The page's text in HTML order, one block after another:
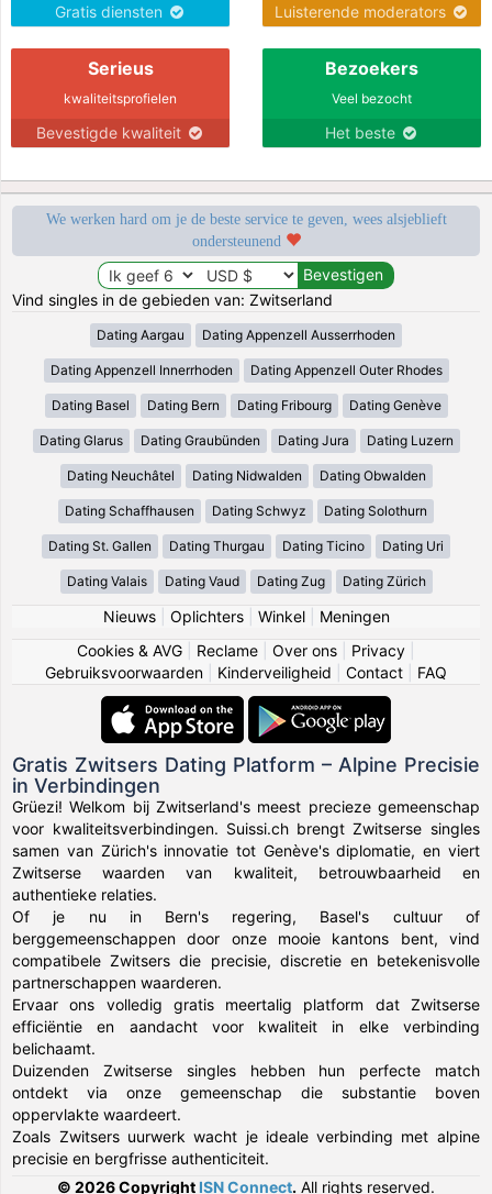
Gratis diensten Luisterende moderators
Serieus
kwaliteitsprofielen
Bevestigde kwaliteit
Bezoekers
Veel bezocht
Het beste
We werken hard om je de beste service te geven, wees alsjeblieft
ondersteunend
Vind singles in de gebieden van: Zwitserland
Dating Aargau Dating Appenzell Ausserrhoden
Dating Appenzell Innerrhoden Dating Appenzell Outer Rhodes
Dating Basel Dating Bern Dating Fribourg Dating Genève
Dating Glarus Dating Graubünden Dating Jura Dating Luzern
Dating Neuchâtel Dating Nidwalden Dating Obwalden
Dating Schaffhausen Dating Schwyz Dating Solothurn
Dating St. Gallen Dating Thurgau Dating Ticino Dating Uri
Dating Valais Dating Vaud Dating Zug Dating Zürich
Nieuws| Oplichters| Winkel| Meningen
Cookies & AVG
Reclame Over ons Privacy
Gebruiksvoorwaarden
Kinderveiligheid Contact FAQ
Gratis Zwitsers Dating Platform – Alpine Precisie
in Verbindingen
Grüezi! Welkom bij Zwitserland's meest precieze gemeenschap
voor kwaliteitsverbindingen. Suissi.ch brengt Zwitserse singles
samen van Zürich's innovatie tot Genève's diplomatie, en viert
Zwitserse waarden van kwaliteit, betrouwbaarheid en
authentieke relaties.
Of je nu in Bern's regering, Basel's cultuur of
berggemeenschappen door onze mooie kantons bent, vind
compatibele Zwitsers die precisie, discretie en betekenisvolle
partnerschappen waarderen.
Ervaar ons volledig gratis meertalig platform dat Zwitserse
efficiëntie en aandacht voor kwaliteit in elke verbinding
belichaamt.
Duizenden Zwitserse singles hebben hun perfecte match
ontdekt via onze gemeenschap die substantie boven
oppervlakte waardeert.
Zoals Zwitsers uurwerk wacht je ideale verbinding met alpine
precisie en bergfrisse authenticiteit.
© 2026 Copyright ISN Connect. All rights reserved.